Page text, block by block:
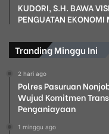
KUDORI, S.H. BAWA
PENGUATAN EKONOMI
Tranding Minggu Ini
2 hari ago
Polres Pasuruan
Wujud Komitmen
Penganiayaan
1 minggu ago